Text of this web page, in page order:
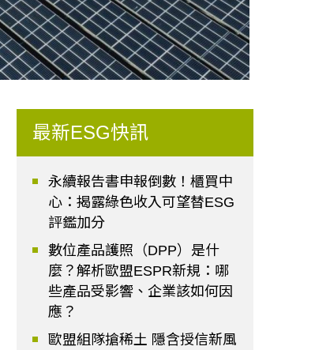
最新ESG快訊
永續報告書申報倒數！櫃買中
心：揭露綠色收入可望替ESG
評鑑加分
數位產品護照（DPP）是什
麼？解析歐盟ESPR新規：哪
些產品受影響、企業該如何因
應？
歐盟組隊搶稀土 隱含授信新風